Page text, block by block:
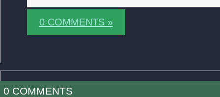
0 COMMENTS »
0 COMMENTS